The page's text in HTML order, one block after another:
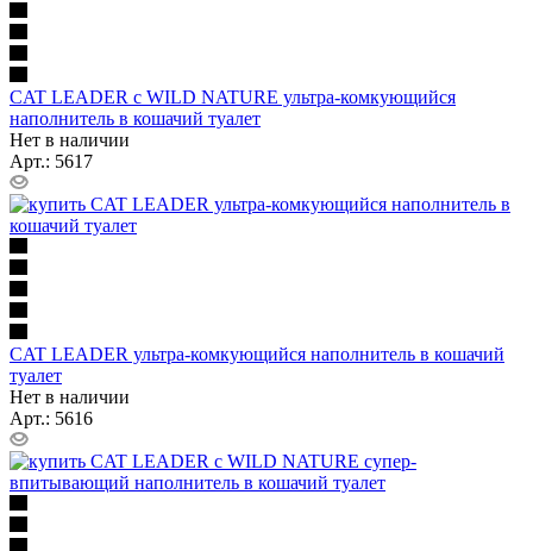
CAT LEADER с WILD NATURE ультра-комкующийся
наполнитель в кошачий туалет
Нет в наличии
Арт.: 5617
CAT LEADER ультра-комкующийся наполнитель в кошачий
туалет
Нет в наличии
Арт.: 5616